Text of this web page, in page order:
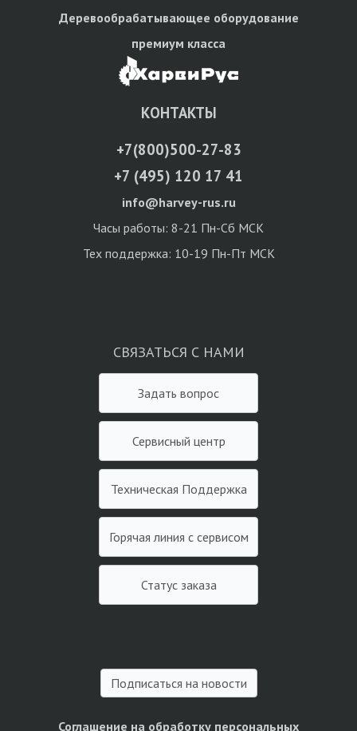
Деревообрабатывающее оборудование
премиум класса
КОНТАКТЫ
+7(800)500-27-83
+7 (495) 120 17 41
info@harvey-rus.ru
Часы работы: 8-21 Пн-Сб МСК
Тех поддержка: 10-19 Пн-Пт МСК
СВЯЗАТЬСЯ С НАМИ
Задать вопрос
Сервисный центр
Техническая Поддержка
Горячая линия с сервисом
Статус заказа
Подписаться на новости
Соглашение на обработку персональных